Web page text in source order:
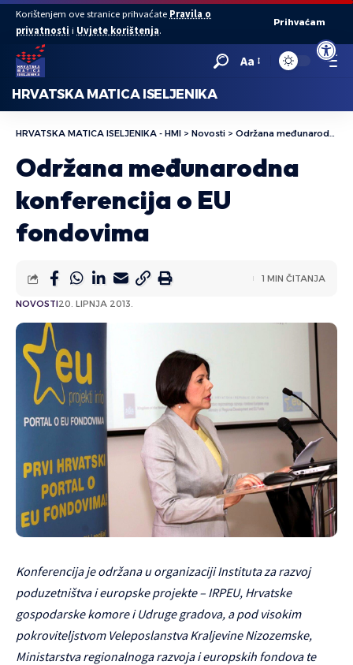
Open
Korištenjem ove stranice prihvaćate Pravila o
privatnosti i Uvjete korištenja.
Prihvaćam
Aa
HRVATSKA MATICA ISELJENIKA
HRVATSKA MATICA ISELJENIKA - HMI > Novosti > Održana međunarodna konferencija o EU fondovima
Održana međunarodna
konferencija o EU
fondovima
NOVOSTI20. LIPNJA 2013.
1 MIN ČITANJA
Konferencija je održana u organizaciji Instituta za razvoj
poduzetništva i europske projekte – IRPEU, Hrvatske
gospodarske komore i Udruge gradova, a pod visokim
pokroviteljstvom Veleposlanstva Kraljevine Nizozemske,
Ministarstva regionalnoga razvoja i europskih fondova te